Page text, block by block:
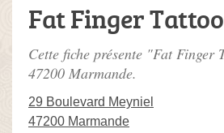
Fat Finger Tattoo
Cette fiche présente "Fat Finger
47200 Marmande.
29 Boulevard Meyniel
47200 Marmande